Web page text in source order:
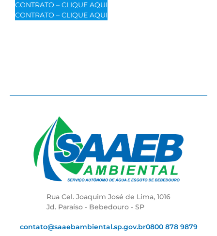
CONTRATO – CLIQUE AQUI
CONTRATO – CLIQUE AQUI
Rua Cel. Joaquim José de Lima, 1016
Jd. Paraíso - Bebedouro - SP
contato@saaebambiental.sp.gov.br0800 878 9879